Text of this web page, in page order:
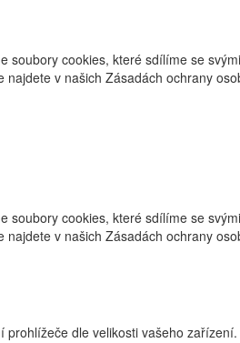
cookies, které sdílíme se
v našich Zásadách ochrany
cookies, které sdílíme se
v našich Zásadách ochrany
dle velikosti vašeho